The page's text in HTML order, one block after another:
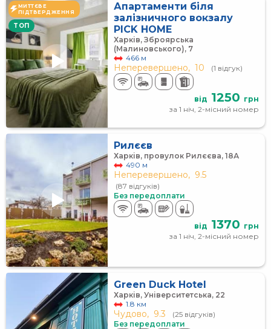
МИТТЄВЕ
ПІДТВЕРДЖЕННЯ
TOП
Апартаменти біля
залізничного вокзалу
PICK HOME
Харків, Зброярська
(Малиновського), 7
466 м
Неперевершено, 10 (1 відгук)
від 1250 грн
за 1 ніч, 2-місний номер
Рилєєв
Харків, провулок Рилєєва, 18А
490 м
Неперевершено, 9.5
(87 відгуків)
Без передоплати
від 1370 грн
за 1 ніч, 2-місний номер
Green Duck Hotel
Харків, Університетська, 22
1.8 км
Чудово, 9.3
(25 відгуків)
Без передоплати